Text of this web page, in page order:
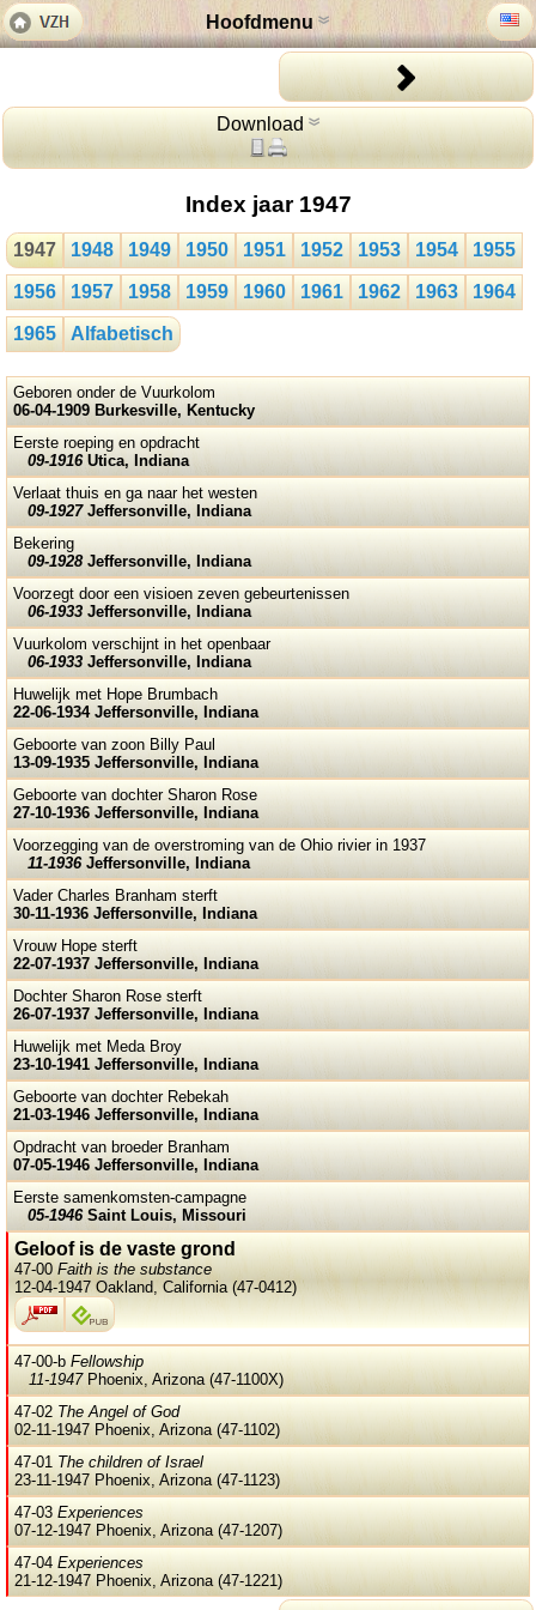
Hoofdmenu
Download
Index jaar 1947
1947 1948 1949 1950 1951 1952 1953 1954 1955
1956 1957 1958 1959 1960 1961 1962 1963 1964
1965 Alfabetisch
Geboren onder de Vuurkolom
06-04-1909 Burkesville, Kentucky
Eerste roeping en opdracht
09-1916 Utica, Indiana
Verlaat thuis en ga naar het westen
09-1927 Jeffersonville, Indiana
Bekering
09-1928 Jeffersonville, Indiana
Voorzegt door een visioen zeven gebeurtenissen
06-1933 Jeffersonville, Indiana
Vuurkolom verschijnt in het openbaar
06-1933 Jeffersonville, Indiana
Huwelijk met Hope Brumbach
22-06-1934 Jeffersonville, Indiana
Geboorte van zoon Billy Paul
13-09-1935 Jeffersonville, Indiana
Geboorte van dochter Sharon Rose
27-10-1936 Jeffersonville, Indiana
Voorzegging van de overstroming van de Ohio rivier in 1937
11-1936 Jeffersonville, Indiana
Vader Charles Branham sterft
30-11-1936 Jeffersonville, Indiana
Vrouw Hope sterft
22-07-1937 Jeffersonville, Indiana
Dochter Sharon Rose sterft
26-07-1937 Jeffersonville, Indiana
Huwelijk met Meda Broy
23-10-1941 Jeffersonville, Indiana
Geboorte van dochter Rebekah
21-03-1946 Jeffersonville, Indiana
Opdracht van broeder Branham
07-05-1946 Jeffersonville, Indiana
Eerste samenkomsten-campagne
05-1946 Saint Louis, Missouri
Geloof is de vaste grond
47-00 Faith is the substance
12-04-1947 Oakland, California (47-0412)
47-00-b Fellowship
11-1947 Phoenix, Arizona (47-1100X)
47-02 The Angel of God
02-11-1947 Phoenix, Arizona (47-1102)
47-01 The children of Israel
23-11-1947 Phoenix, Arizona (47-1123)
47-03 Experiences
07-12-1947 Phoenix, Arizona (47-1207)
47-04 Experiences
21-12-1947 Phoenix, Arizona (47-1221)